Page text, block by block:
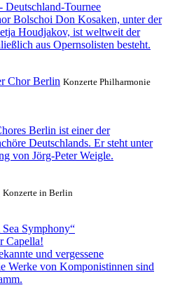
Tournee
Bolschoi Don Kosaken, unter der
Houdjakov, ist weltweit der
aus Opernsolisten besteht.
Chor Berlin Konzerte Philharmonie
Berlin ist einer der
Deutschlands. Er steht unter
von Jörg-Peter Weigle.
Konzerte in Berlin
Symphony“
Capella!
und vergessene
Werke von Komponistinnen sind